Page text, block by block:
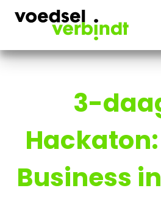
3-
Business